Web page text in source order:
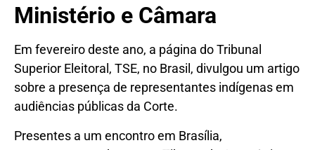
Ministério e Câmara
Em fevereiro deste ano, a página do Tribunal
Superior Eleitoral, TSE, no Brasil, divulgou um artigo
sobre a presença de representantes indígenas em
audiências públicas da Corte.
Presentes a um encontro em Brasília,